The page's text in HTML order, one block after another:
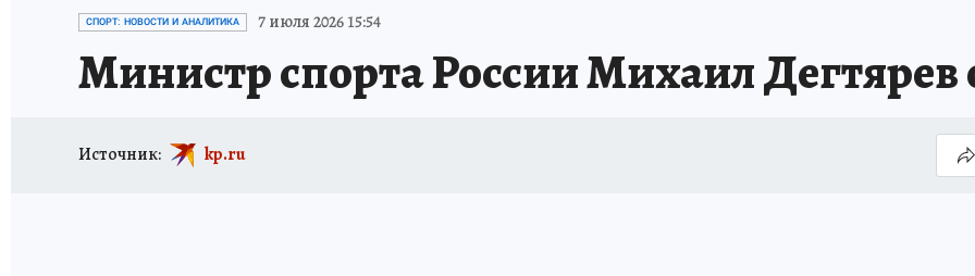
ИСПЫТАНО НА СЕБЕ
СПОРТ: НОВОСТИ И АНАЛИТИКА 7 июля 2026 15:54
Министр спорта России Михаил
Источник: kp.ru